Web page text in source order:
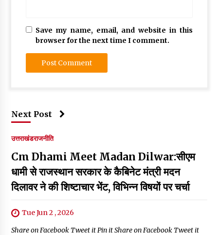
Save my name, email, and website in this
browser for the next time I comment.
Next Post
उत्तराखंडराजनीति
Cm Dhami Meet Madan Dilwar:सीएम
धामी से राजस्थान सरकार के कैबिनेट मंत्री मदन
दिलावर ने की शिष्टाचार भेंट, विभिन्न विषयों पर चर्चा
Tue Jun 2 , 2026
Share on Facebook Tweet it Pin it Share on Facebook Tweet it